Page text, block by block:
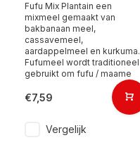
Fufu Mix Plantain een
mixmeel gemaakt van
bakbanaan meel,
cassavemeel,
aardappelmeel en kurkuma.
Fufumeel wordt traditioneel
gebruikt om fufu / maame
€7,59
Vergelijk